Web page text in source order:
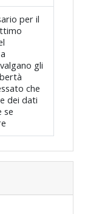
per il
gli
che
dei dati
se